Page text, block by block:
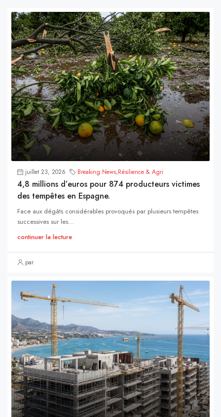
juillet 23, 2026 Breaking News,Résilience & Agri
4,8 millions d’euros pour 874 producteurs victimes
des tempêtes en Espagne.
Face aux dégâts considérables provoqués par plusieurs tempêtes
successives sur les...
continuer la lecture
par